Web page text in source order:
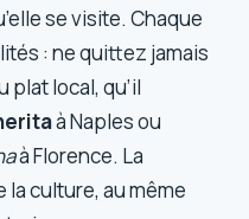
se visite. Chaque
: ne quittez jamais
plat local, qu’il
à Naples ou
à Florence. La
culture, au même